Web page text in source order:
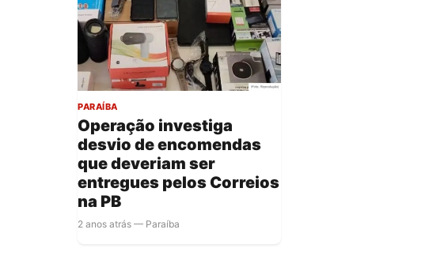
PARAÍBA
Operação investiga
desvio de encomendas
que deveriam ser
entregues pelos Correios
na PB
2 anos atrás — Paraíba